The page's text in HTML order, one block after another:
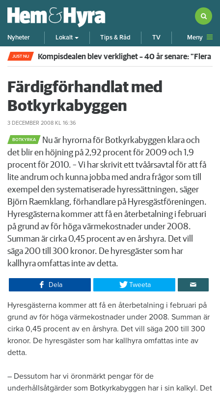
Nyheter Lokalt Tips & Råd TV Meny
JUST NU Kompisdealen blev verklighet – 40 år senare: "Flera
Färdigförhandlat med
Botkyrkabyggen
3 DECEMBER 2008 KL 16:36
BOTKYRKA
Nu är hyrorna för Botkyrkabyggen klara och
det blir en höjning på 2,92 procent för 2009 och 1,9
procent för 2010. – Vi har skrivit ett tvåårsavtal för att få
lite andrum och kunna jobba med andra frågor som till
exempel den systematiserade hyressättningen, säger
Björn Raemklang, förhandlare på Hyresgästföreningen.
Hyresgästerna kommer att få en återbetalning i februari
på grund av för höga värmekostnader under 2008.
Summan är cirka 0,45 procent av en årshyra. Det vill
säga 200 till 300 kronor. De hyresgäster som har
kallhyra omfattas inte av detta.
Dela Tweeta
Hyresgästerna kommer att få en återbetalning i februari på
grund av för höga värmekostnader under 2008. Summan är
cirka 0,45 procent av en årshyra. Det vill säga 200 till 300
kronor. De hyresgäster som har kallhyra omfattas inte av
detta.
​– Dessutom har vi öronmärkt pengar för de
underhållsåtgärder som Botkyrkabyggen har i sin kalkyl. Det